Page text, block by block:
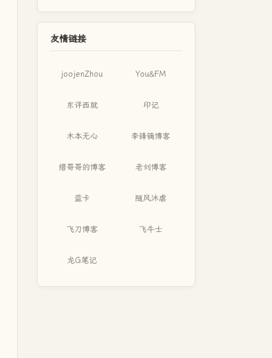
友情链接
joojenZhou You&FM
东评西就 印记
木本无心 李锋镝博客
缙哥哥的博客 老刘博客
蓝卡 随风沐虐
飞刀博客 飞牛士
龙G笔记